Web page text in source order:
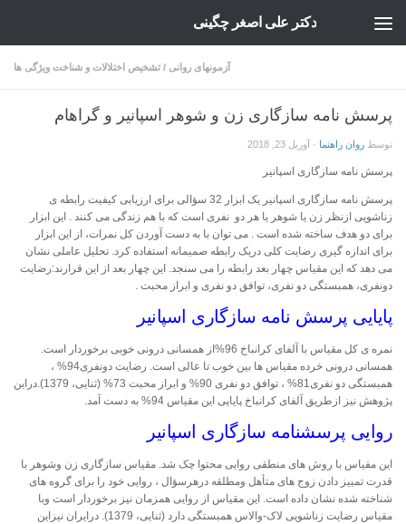
دکتر علی اصغر چگینی
آزمونهای روانی / تشخیص اختلالات و شناخت ویژگی ها
پرسش نامه سازگاری زن و شوهر اسپانیر و گراهام
توسط روان راهنما · آوریل 23, 2018
پرسش نامه سازگاری اسپانیر
پرسش نامه سازگاری اسپانیر یک ابزار 32 سؤالی برای ارزیابی کیفیت رابطه ی
زناشویی ازنظر زن یا شوهر یا هر دو نفری است که با هم زندگی می کنند . این ابزار
برای دو هدف ساخته شده است . می توان با به دست آوردن کل نمرات، از این ابزار
برای اندازه گیری رضایت کلی دریک رابطه صمیمانه استفاده کرد. تحلیل عاملی نشان
می دهد که این مقیاس چهار بعد رابطه را می سنجد. این چهار بعد از این قرارند:رضایت
دونفری، همبستگی دو نفری، توافق دو نفری و ابراز محبت .
پایایی پرسش نامه سازگاری اسپانیر
نمره ی کل مقیاس با آلفای کرانباخ 96%از همسانی درونی خوبی برخوردار است.
همسانی درونی خرده مقیاس ها بین خوب تا عالی است. رضایت دونفری94% ،
همبستگی دو نفری81% ، توافق دو نفری 90% و ابراز محبت 73% (ثنایی، 1379).دراین
پژوهش نیز ازطریق آلفای کرانباخ پایایی این مقیاس 94% به دست آمد.
روایی پرسشنامه سازگاری اسپانیر
این مقیاس با روش های منطقی روایی محتوا چک شد. مقیاس سازگاری زن وشوهر با
قدرت تمییز دادن زوج های متأهل ومطلقه درهرسؤال ، روایی خود را برای گروه های
شناخته شده نشان داده است. این مقیاس از روایی همزمان نیز برخوردار است وبا
مقیاس رضایت زناشویی لاک-والاس همبستگی دارد (ثنایی، 1379). درایران نیزاین